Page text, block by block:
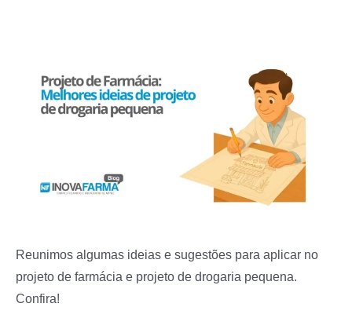
Reunimos algumas ideias e sugestões para aplicar no
projeto de farmácia e projeto de drogaria pequena.
Confira!